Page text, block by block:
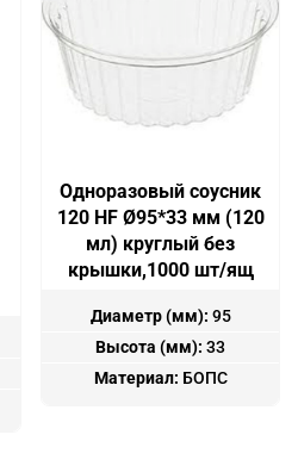
Одноразовый соусник
120 HF Ø95*33 мм (120
мл) круглый без
крышки,1000 шт/ящ
Диаметр (мм): 95
Высота (мм): 33
Материал: БОПС